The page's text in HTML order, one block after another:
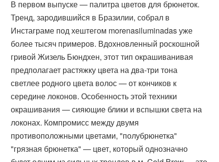
В первом выпуске — палитра цветов для брюнеток.
Тренд, зародившийся в Бразилии, собрал в
Инстаграме под хештегом morenasiluminadas уже
более тысяч примеров. Вдохновленный роскошной
гривой Жизель Бюндхен, этот тип окрашиванивая
предполагает растяжку цвета на два-три тона
светлее родного цвета волос — от кончиков к
середине локонов. Особенность этой техники
окрашивания — сияющие блики и вспышки света на
локонах. Компромисс между двумя
противоположными цветами, "полубрюнетка"
"грязная брюнетка" — цвет, который однозначно